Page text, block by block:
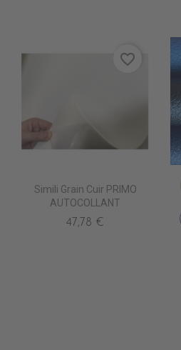
Simili Grain Cuir PRIMO
AUTOCOLLANT
47,78 €
favorite_border